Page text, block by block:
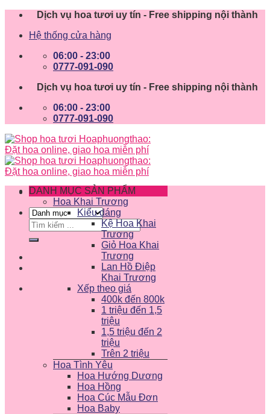
Skip
content
Dịch vụ hoa tươi uy tín - Free shipping nội thành
Hệ thống cửa hàng
06:00 - 23:00
0777-091-090
Dịch vụ hoa tươi uy tín - Free shipping nội thành
06:00 - 23:00
0777-091-090
Tìm
kiếm:
DANH MỤC SẢN PHẨM
Hoa Khai Trương
Kiểu dáng
Kệ Hoa Khai
Trương
Giỏ Hoa Khai
Trương
Lan Hồ Điệp
Khai Trương
Xếp theo giá
400k đến 800k
1 triệu đến 1,5
triệu
1,5 triệu đến 2
triệu
Trên 2 triệu
Hoa Tình Yêu
Hoa Hướng Dương
Hoa Hồng
Hoa Cúc Mẫu Đơn
Hoa Baby